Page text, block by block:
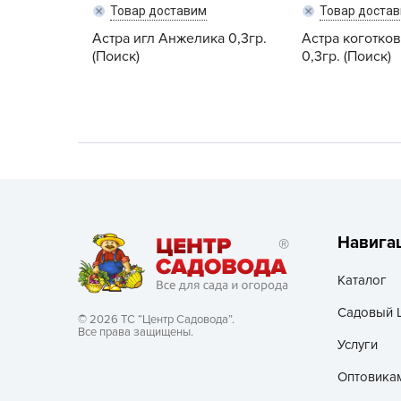
Хозяйственные товары
Товар доставим
Астра игл Анжелика 0,3гр.
(Поиск)
Товар
Астра
0,3гр. (Поиск)
© 2026 ТС “Центр Садовода”.
Все права защищены.
Каталог
Садовый
Услуги